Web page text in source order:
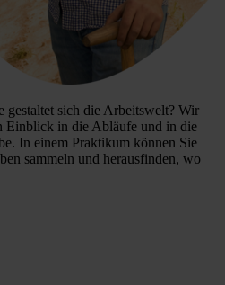
gestaltet sich die Arbeitswelt? Wir
Einblick in die Abläufe und in die
In einem Praktikum können Sie
sammeln und herausfinden, wo